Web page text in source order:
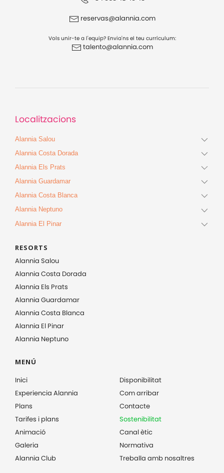
reservas@alannia.com
Vols unir-te a l'equip? Envia'ns el teu currículum:
talento@alannia.com
Localitzacions
Alannia Salou
Alannia Costa Dorada
Alannia Els Prats
Alannia Guardamar
Alannia Costa Blanca
Alannia Neptuno
Alannia El Pinar
RESORTS
Alannia Salou
Alannia Costa Dorada
Alannia Els Prats
Alannia Guardamar
Alannia Costa Blanca
Alannia El Pinar
Alannia Neptuno
MENÚ
Inici
Experiencia Alannia
Plans
Tarifes i plans
Animació
Galeria
Alannia Club
Disponibilitat
Com arribar
Contacte
Sostenibilitat
Canal ètic
Normativa
Treballa amb nosaltres